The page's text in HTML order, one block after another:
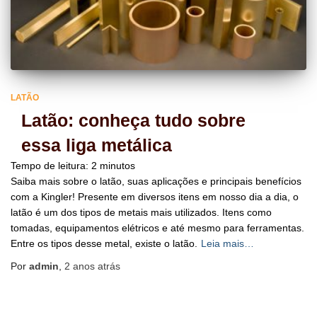
LATÃO
Latão: conheça tudo sobre
essa liga metálica
Tempo de leitura: 2 minutos
Saiba mais sobre o latão, suas aplicações e principais benefícios
com a Kingler! Presente em diversos itens em nosso dia a dia, o
latão é um dos tipos de metais mais utilizados. Itens como
tomadas, equipamentos elétricos e até mesmo para ferramentas.
Entre os tipos desse metal, existe o latão.
Leia mais…
Por admin 2 anos atrás